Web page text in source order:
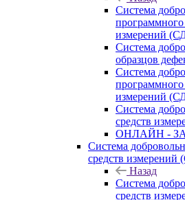
Система
программного
измерений
Система
образцов
Система
программного
измерений
Система
средств
ОНЛАЙН -
Система
средств
Назад
Система
средств